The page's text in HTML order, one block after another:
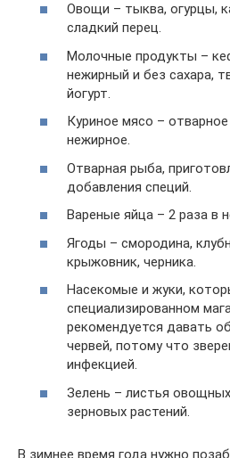
Овощи – тыква, огурцы,
сладкий перец.
Молочные продукты –
нежирный и без сахара,
йогурт.
Куриное мясо –
нежирное.
Отварная рыба,
добавления специй.
Вареные яйца – 2 раза в
Ягоды – смородина,
крыжовник, черника.
Насекомые и жуки,
специализированном
рекомендуется давать
червей, потому что
инфекцией.
Зелень – листья
зерновых растений.
В зимнее время года нужно